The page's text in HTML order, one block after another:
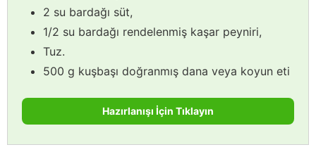
2 su bardağı süt,
1/2 su bardağı rendelenmiş kaşar peyniri,
Tuz.
500 g kuşbaşı doğranmış dana veya koyun eti
Hazırlanışı İçin Tıklayın